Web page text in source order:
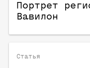
Портрет
Вавилон
Статья